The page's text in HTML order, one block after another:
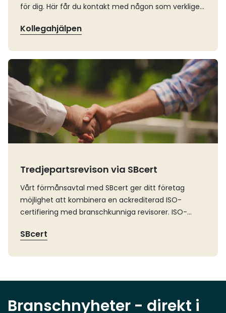
för dig. Här får du kontakt med någon som verkligen
med om liknande situationer. Ring 020-59 60 00 för
Kollegahjälpen
Tredjepartsrevison via SBcert
Vårt förmånsavtal med SBcert ger ditt företag
möjlighet att kombinera en ackrediterad ISO-
certifiering med branschkunniga revisorer. ISO-
relationer med kunder, leverantörer och
SBcert
Läs mer
Branschnyheter - direkt i